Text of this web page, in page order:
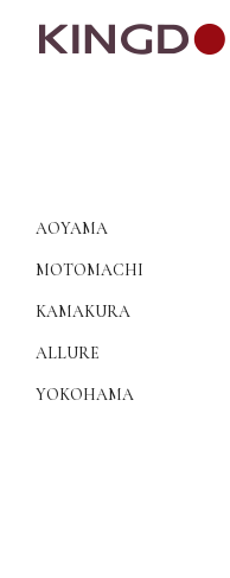
AOYAMA
MOTOMACHI
KAMAKURA
ALLURE
YOKOHAMA